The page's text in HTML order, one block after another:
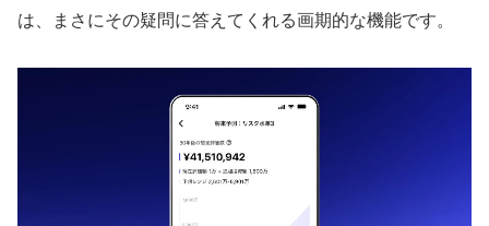
は、まさにその疑問に答えてくれる画期的な機能です。